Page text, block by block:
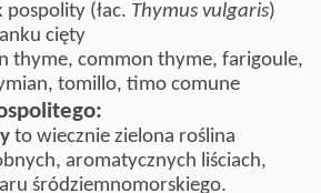
pospolity (łac. Thymus vulgaris)
cięty
thyme, common thyme, farigoule,
tomillo, timo comune
to wiecznie zielona roślina
aromatycznych liściach,
śródziemnomorskiego.